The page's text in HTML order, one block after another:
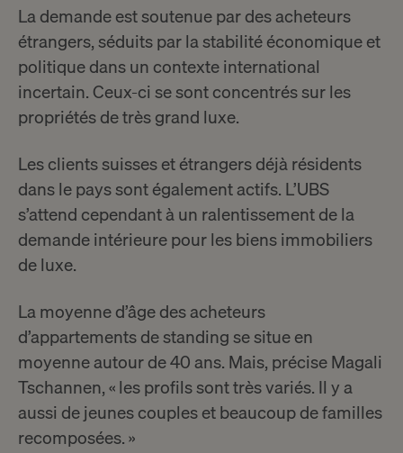
La demande est soutenue par des acheteurs
étrangers, séduits par la stabilité économique et
politique dans un contexte international
incertain. Ceux-ci se sont concentrés sur les
propriétés de très grand luxe.
Les clients suisses et étrangers déjà résidents
dans le pays sont également actifs. L’UBS
s’attend cependant à un ralentissement de la
demande intérieure pour les biens immobiliers
de luxe.
La moyenne d’âge des acheteurs
d’appartements de standing se situe en
moyenne autour de 40 ans. Mais, précise Magali
Tschannen, « les profils sont très variés. Il y a
aussi de jeunes couples et beaucoup de familles
recomposées. »